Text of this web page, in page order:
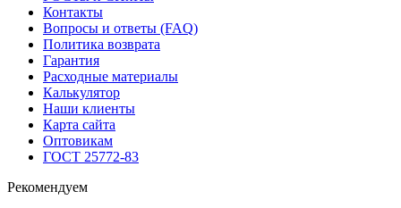
Контакты
Вопросы и ответы (FAQ)
Политика возврата
Гарантия
Расходные материалы
Калькулятор
Наши клиенты
Карта сайта
Оптовикам
ГОСТ 25772-83
Рекомендуем